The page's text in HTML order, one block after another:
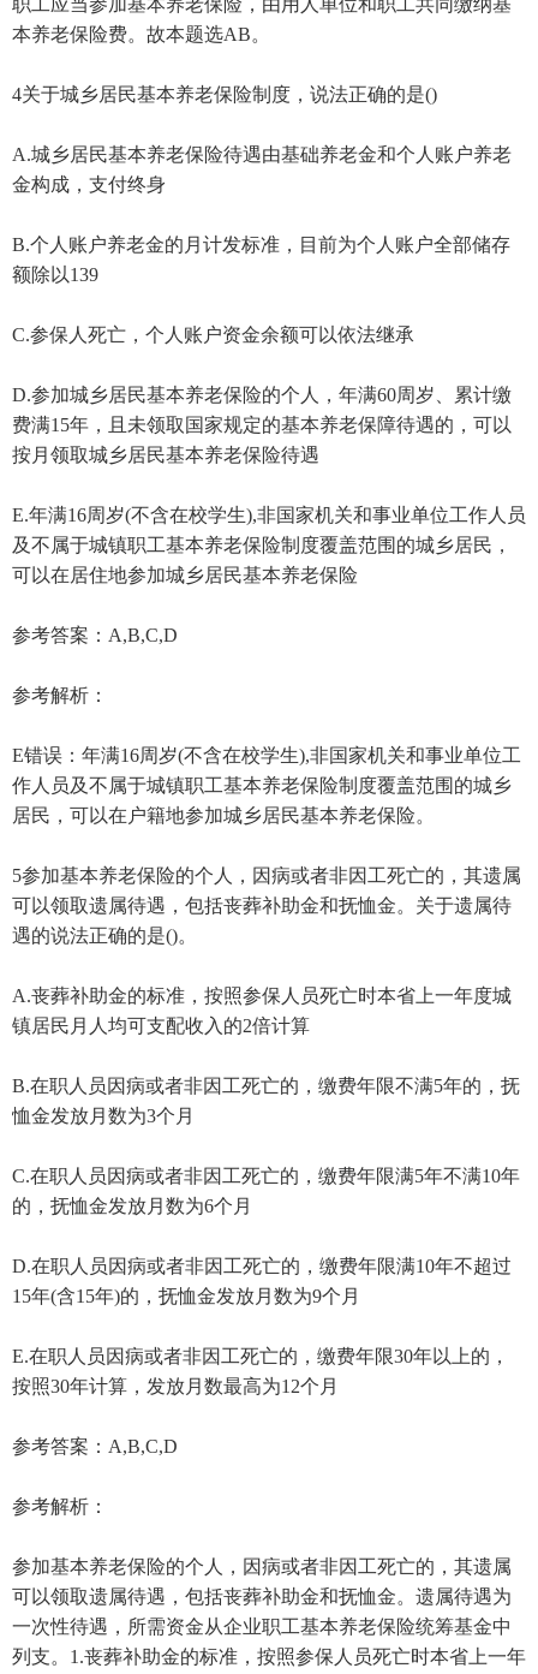
本养老保险费。故本题选AB。
4关于城乡居民基本养老保险制度，说法正确的是()
A.城乡居民基本养老保险待遇由基础养老金和个人账户养老
金构成，支付终身
B.个人账户养老金的月计发标准，目前为个人账户全部储存
额除以139
C.参保人死亡，个人账户资金余额可以依法继承
D.参加城乡居民基本养老保险的个人，年满60周岁、累计缴
费满15年，且未领取国家规定的基本养老保障待遇的，可以
按月领取城乡居民基本养老保险待遇
E.年满16周岁(不含在校学生),非国家机关和事业单位工作人员
及不属于城镇职工基本养老保险制度覆盖范围的城乡居民，
可以在居住地参加城乡居民基本养老保险
参考答案：A,B,C,D
参考解析：
E错误：年满16周岁(不含在校学生),非国家机关和事业单位工
作人员及不属于城镇职工基本养老保险制度覆盖范围的城乡
居民，可以在户籍地参加城乡居民基本养老保险。
5参加基本养老保险的个人，因病或者非因工死亡的，其遗属
可以领取遗属待遇，包括丧葬补助金和抚恤金。关于遗属待
遇的说法正确的是()。
A.丧葬补助金的标准，按照参保人员死亡时本省上一年度城
镇居民月人均可支配收入的2倍计算
B.在职人员因病或者非因工死亡的，缴费年限不满5年的，抚
恤金发放月数为3个月
C.在职人员因病或者非因工死亡的，缴费年限满5年不满10年
的，抚恤金发放月数为6个月
D.在职人员因病或者非因工死亡的，缴费年限满10年不超过
15年(含15年)的，抚恤金发放月数为9个月
E.在职人员因病或者非因工死亡的，缴费年限30年以上的，
按照30年计算，发放月数最高为12个月
参考答案：A,B,C,D
参考解析：
参加基本养老保险的个人，因病或者非因工死亡的，其遗属
可以领取遗属待遇，包括丧葬补助金和抚恤金。遗属待遇为
一次性待遇，所需资金从企业职工基本养老保险统筹基金中
列支。1.丧葬补助金的标准，按照参保人员死亡时本省上一年